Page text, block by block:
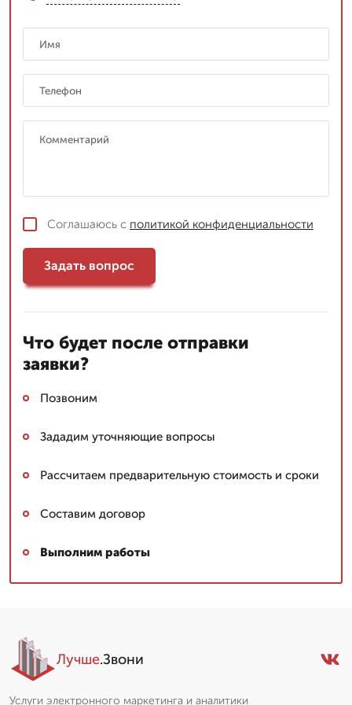
Соглашаюсь с политикой конфиденциальности
Задать вопрос
Что будет после отправки
заявки?
Позвоним
Зададим уточняющие вопросы
Рассчитаем предварительную стоимость и сроки
Составим договор
Выполним работы
Лучше.Звони
Услуги электронного маркетинга и аналитики